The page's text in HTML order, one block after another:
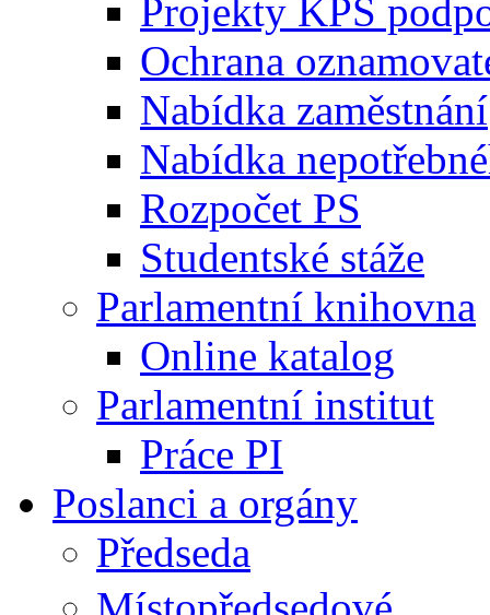
Projekty KPS
Ochrana
Nabídka zaměstnání
Nabídka
Rozpočet PS
Studentské stáže
Parlamentní knihovna
Online katalog
Parlamentní institut
Práce PI
Poslanci a orgány
Předseda